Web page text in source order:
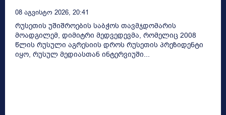
08 Აგვისტო 2026, 20:41
რუსეთის უშიშროების საბჭოს თავმჯდომარის
მოადგილემ, დიმიტრი მედვედევმა, რომელიც 2008
წლის რუსული აგრესიის დროს რუსეთის პრეზიდენტი
იყო, რუსულ მედიასთან ინტერვიუში...